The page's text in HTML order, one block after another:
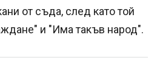
от съда, след като той
и "Има такъв народ".